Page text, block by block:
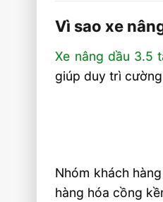
Vì sao xe
Xe nâng dầu 3.5
giúp duy trì
Nhóm khách
hàng hóa cồng